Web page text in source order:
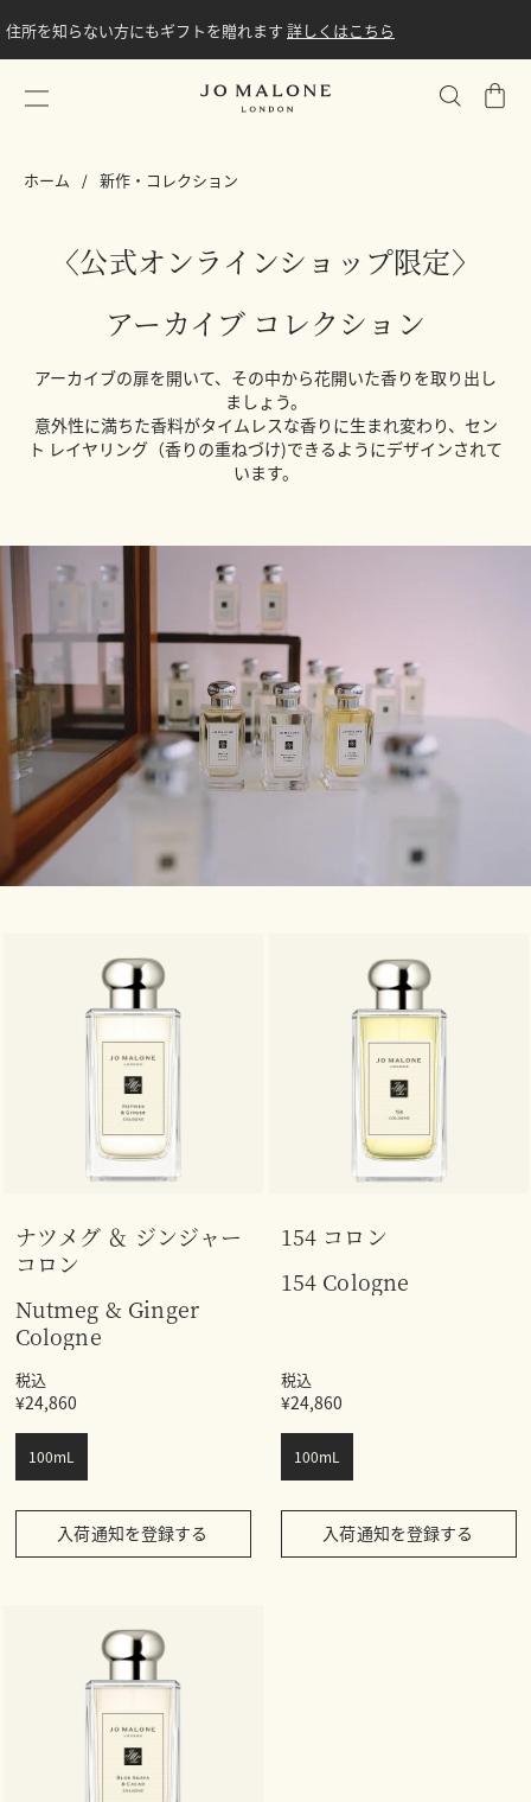
住所を知らない方にもギフトを贈れます 詳しくはこちら
シ
ホーム 新作・コレクション
〈公式オンラインショップ限定〉
アーカイブ コレクション
アーカイブの扉を開いて、その中から花開いた香りを取り出し
ましょう。
意外性に満ちた香料がタイムレスな香りに生まれ変わり、セン
ト レイヤリング（香りの重ねづけ)できるようにデザインされて
います。
ナツメグ ＆ ジンジャー
コロン
Nutmeg & Ginger
Cologne
税込
¥24,860
100mL
入荷通知を登録する
154 コロン
154 Cologne
税込
¥24,860
100mL
入荷通知を登録する